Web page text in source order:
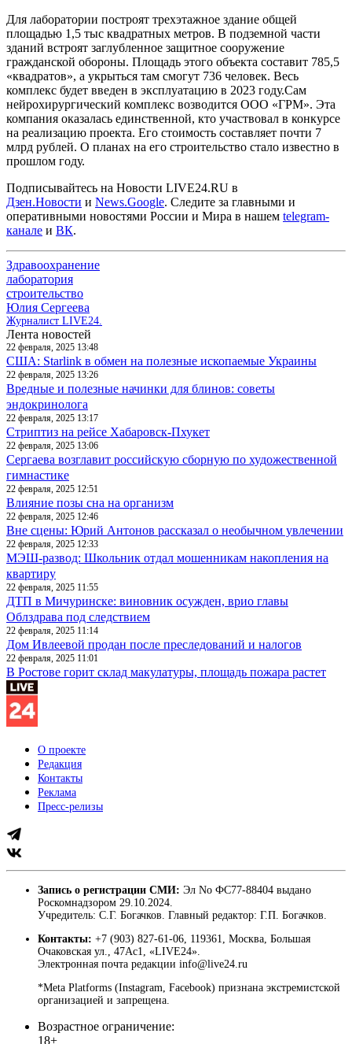
Для лаборатории построят трехэтажное здание общей
площадью 1,5 тыс квадратных метров. В подземной части
зданий встроят заглубленное защитное сооружение
гражданской обороны. Площадь этого объекта составит 785,5
«квадратов», а укрыться там смогут 736 человек. Весь
комплекс будет введен в эксплуатацию в 2023 году.Сам
нейрохирургический комплекс возводится ООО «ГРМ». Эта
компания оказалась единственной, кто участвовал в конкурсе
на реализацию проекта. Его стоимость составляет почти 7
млрд рублей. О планах на его строительство стало известно в
прошлом году.
Подписывайтесь на Новости LIVE24.RU в
Дзен.Новости и News.Google. Следите за главными и
оперативными новостями России и Мира в нашем telegram-
канале и ВК.
Здравоохранение
лаборатория
строительство
Юлия Сергеева
Журналист LIVE24.
Лента новостей
22 февраля, 2025 13:48
США: Starlink в обмен на полезные ископаемые Украины
22 февраля, 2025 13:26
Вредные и полезные начинки для блинов: советы
эндокринолога
22 февраля, 2025 13:17
Стриптиз на рейсе Хабаровск-Пхукет
22 февраля, 2025 13:06
Сергаева возглавит российскую сборную по художественной
гимнастике
22 февраля, 2025 12:51
Влияние позы сна на организм
22 февраля, 2025 12:46
Вне сцены: Юрий Антонов рассказал о необычном увлечении
22 февраля, 2025 12:33
МЭШ-развод: Школьник отдал мошенникам накопления на
квартиру
22 февраля, 2025 11:55
ДТП в Мичуринске: виновник осужден, врио главы
Облздрава под следствием
22 февраля, 2025 11:14
Дом Ивлеевой продан после преследований и налогов
22 февраля, 2025 11:01
В Ростове горит склад макулатуры, площадь пожара растет
О проекте
Редакция
Контакты
Реклама
Пресс-релизы
Запись о регистрации СМИ: Эл No ФС77-88404 выдано
Роскомнадзором 29.10.2024.
Учредитель: С.Г. Богачков. Главный редактор: Г.П. Богачков.
Контакты: +7 (903) 827-61-06, 119361, Москва, Большая
Очаковская ул., 47Ас1, «LIVE24».
Электронная почта редакции info@live24.ru
*Meta Platforms (Instagram, Facebook) признана экстремистской
организацией и запрещена.
Возрастное ограничение:
18+